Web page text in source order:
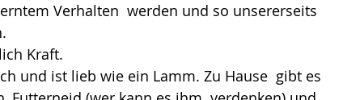
Verhalten  werden und so unsererseits
Kraft.
und ist lieb wie ein Lamm. Zu Hause  gibt es